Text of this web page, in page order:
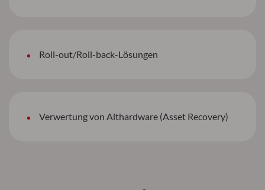
Roll-out/Roll-back-Lösungen
Verwertung von Althardware (Asset Recovery)